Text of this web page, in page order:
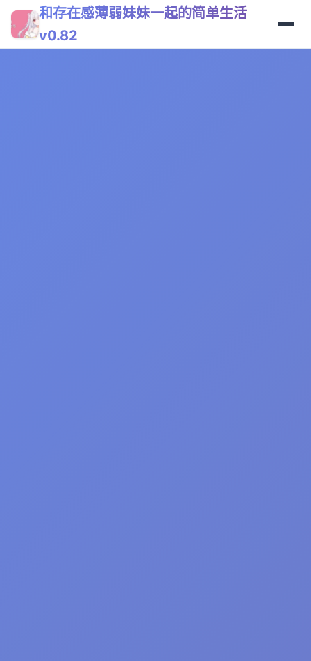
和存在感薄弱妹妹一起的简单生活
v0.82